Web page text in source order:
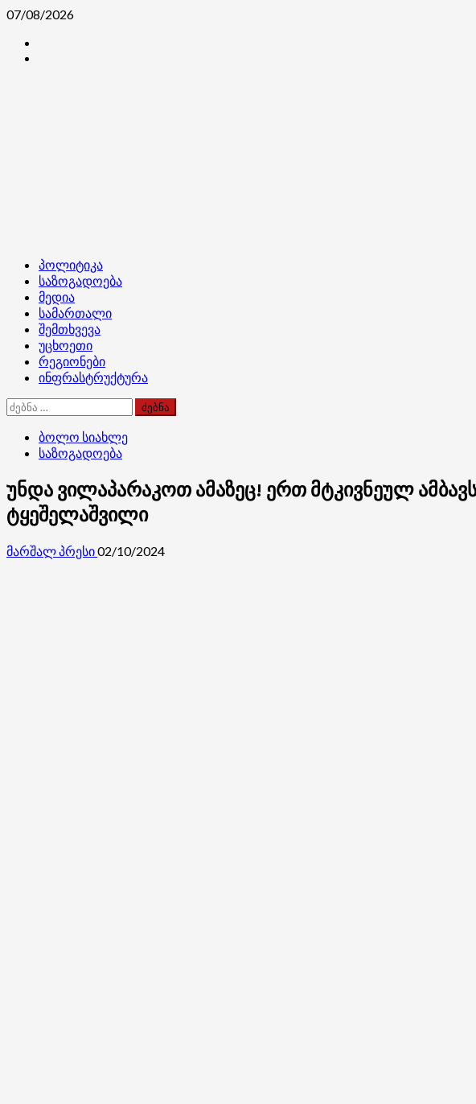
Skip
content
07/08/2026
Primary
Menu
პოლიტიკა
საზოგადოება
მედია
სამართალი
შემთხვევა
უცხოეთი
რეგიონები
ინფრასტრუქტურა
ძებნა:
ბოლო სიახლე
საზოგადოება
უნდა ვილაპარაკოთ ამაზეც! ერთ მტკივნეულ
ტყეშელაშვილი
მარშალ პრესი02/10/2024